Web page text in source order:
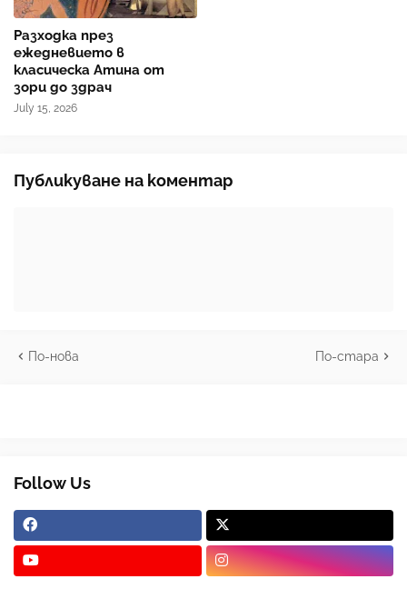
Разходка през
ежедневието в
класическа Атина от
зори до здрач
July 15, 2026
Публикуване на коментар
По-нова По-стара
Follow Us